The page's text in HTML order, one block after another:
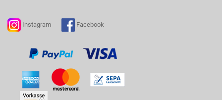
Instagram Facebook